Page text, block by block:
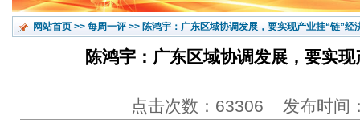
网站首页 >> 每周一评>> 陈鸿宇：广东区域协调发展，要实现产业挂“链”经
陈鸿宇：广东区域协调发展，要实
点击次数：63306 发布时